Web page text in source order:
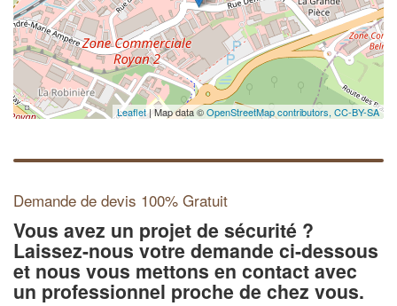
Leaflet| Map data ©OpenStreetMap contributors, CC-BY-SA
Demande de devis 100% Gratuit
Vous avez un projet de sécurité ?
Laissez-nous votre demande ci-dessous
et nous vous mettons en contact avec
un professionnel proche de chez vous.